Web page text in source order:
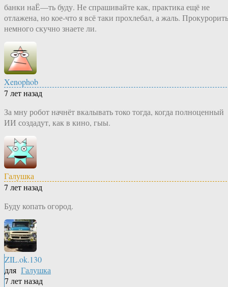
банки наЁ—ть буду. Не спрашивайте как, практика ещё не
отлажена, но кое-что я всё таки прохлебал, а жаль. Прокурорить
немного скучно знаете ли.
Xenophob
7 лет назад
За мну робот начнёт вкалывать токо тогда, когда полноценный
ИИ создадут, как в кино, гыы.
Галушка
7 лет назад
Буду копать огород.
ZIL.ok.130
для Галушка
7 лет назад